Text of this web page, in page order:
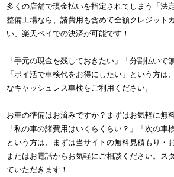
多くの店舗で現金払いを指定されてしまう「法
整備工場なら、諸費用も含めて全額クレジット
い、楽天ペイでの決済が可能です！
「手元の現金を残しておきたい」「分割払いで
「ポイ活で車検代をお得にしたい」という方は
なキャッシュレス車検をご利用ください。
お車の準備はお済みですか？まずはお気軽に無
「私の車の諸費用はいくらくらい？」「次の車
という方は、まずは当サイトの無料見積もり・
またはお電話からお気軽にご相談ください。ス
ていただきます！